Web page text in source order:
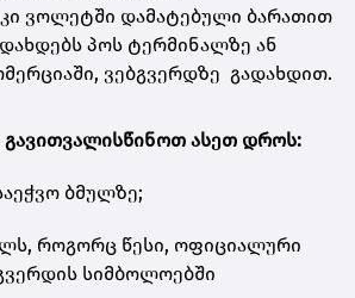
კი ვოლეტში დამატებული ბარათით
პოს ტერმინალზე ან
ვებგვერდზე გადახდით.
გავითვალისწინოთ ასეთ დროს:
ბმულზე;
როგორც წესი, ოფიციალური
სიმბოლოებში